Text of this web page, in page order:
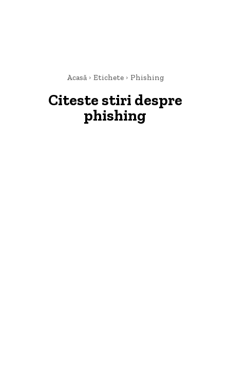
Acasă Etichete Phishing
Citeste stiri despre
phishing